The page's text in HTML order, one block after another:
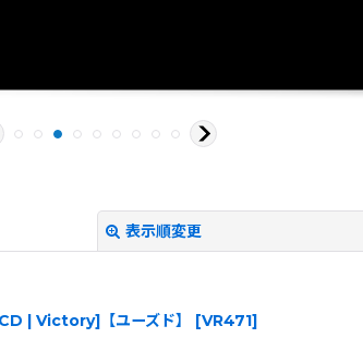
表示順変更
Victory]【ユーズド】 [VR471]